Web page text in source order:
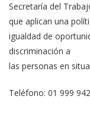
Secretaría del
que aplican una
igualdad de
discriminación a
las personas en
Teléfono: 01 999